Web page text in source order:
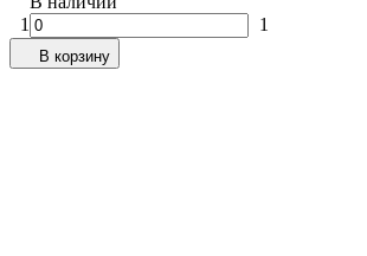
1
1
В корзину